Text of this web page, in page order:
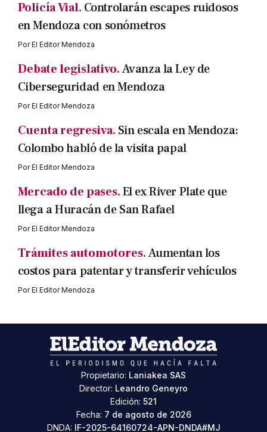
Policía Vial. Controlarán escapes ruidosos
en Mendoza con sonómetros
PorEl Editor Mendoza
Debate legislativo.Avanza la Ley de
Ciberseguridad en Mendoza
PorEl Editor Mendoza
Cuenta regresiva. Sin escala en Mendoza:
Colombo habló de la visita papal
PorEl Editor Mendoza
Mercado de pases.El ex River Plate que
llega a Huracán de San Rafael
PorEl Editor Mendoza
Trámites automotores.Aumentan los
costos para patentar y transferir vehículos
PorEl Editor Mendoza
Propietario: Laniakea SAS
Director: Leandro Geneyro
Edición: 521
Fecha: 7 de agosto de 2026
DNDA: IF-2025-64160724-APN-DNDA#MJ